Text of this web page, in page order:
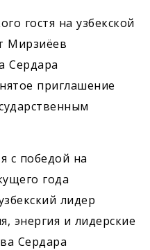
гостя на узбекской
Мирзиёев
Сердара
приглашение
с победой на
года
лидер
энергия и лидерские
Сердара